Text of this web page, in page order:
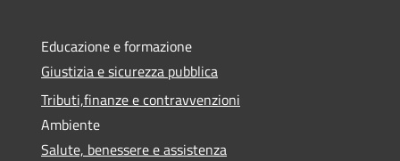
Educazione e formazione
Giustizia e sicurezza pubblica
Tributi,finanze e contravvenzioni
Ambiente
Salute, benessere e assistenza